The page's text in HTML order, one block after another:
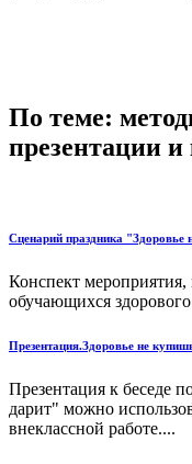
По теме:
презентации
Сценарий праздника "Здоровье
Конспект
обучающихся
Презентация.Здоровье не
Презентация к беседе
дарит" можно
внеклассной работе....